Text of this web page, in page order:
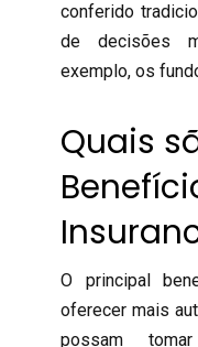
conferido
de decisões
exemplo, os
Quais
O principal
oferecer mais
possam